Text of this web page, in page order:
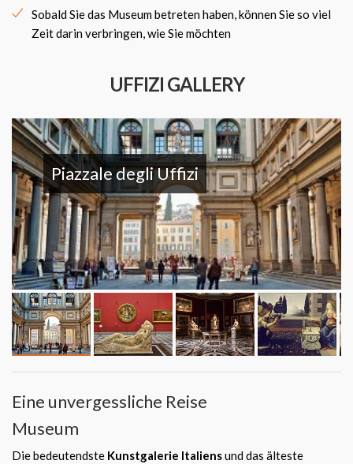
Sobald Sie das Museum betreten haben, können Sie so viel
Zeit darin verbringen, wie Sie möchten
UFFIZI GALLERY
Piazzale degli Uffizi
Eine unvergessliche Reise
Museum
Die bedeutendste Kunstgalerie Italiensund das älteste